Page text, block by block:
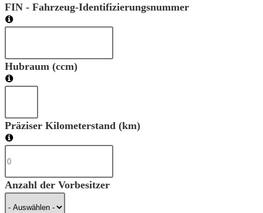
FIN - Fahrzeug-Identifizierungsnummer
Hubraum (ccm)
Präziser Kilometerstand (km)
Anzahl der Vorbesitzer